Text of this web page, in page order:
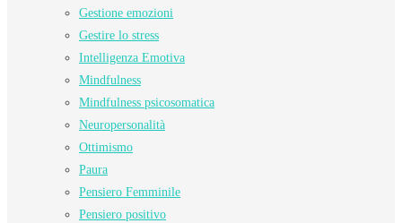
Gestione emozioni
Gestire lo stress
Intelligenza Emotiva
Mindfulness
Mindfulness psicosomatica
Neuropersonalità
Ottimismo
Paura
Pensiero Femminile
Pensiero positivo